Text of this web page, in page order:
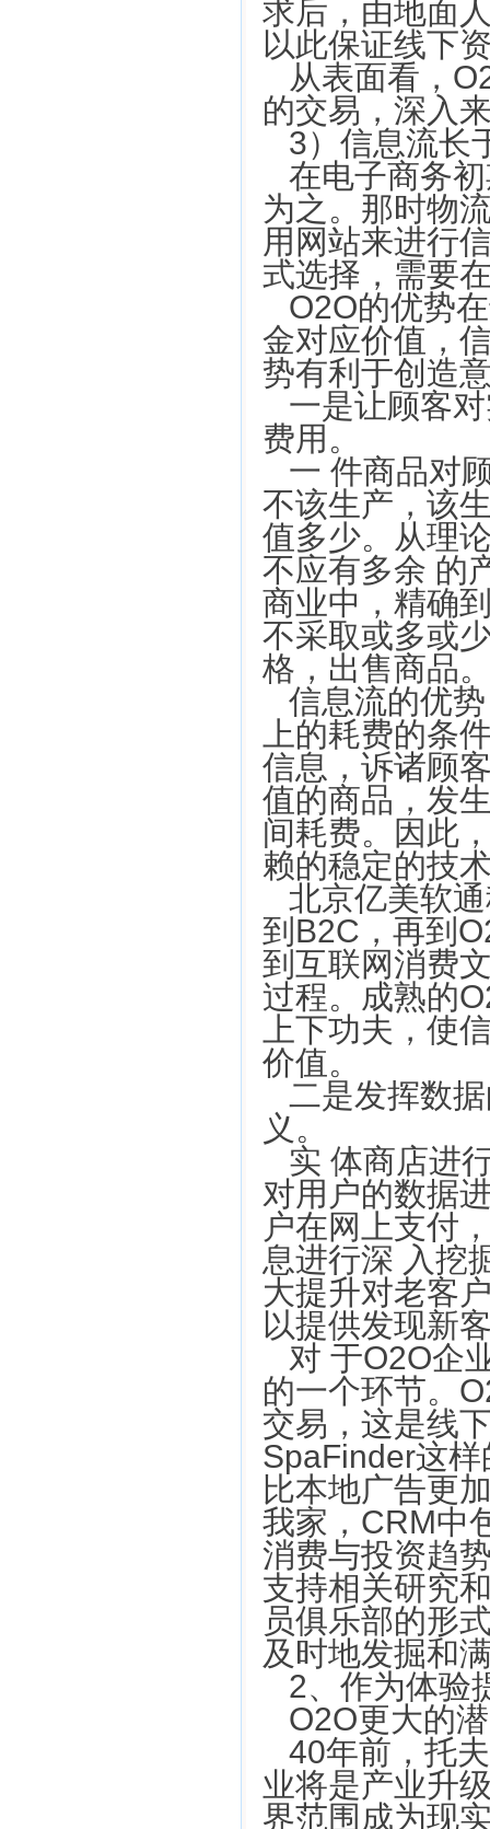
求后，由地面
以此保证线下
从表面看，
的交易，深入
3）信息流长
在电子商务
为之。那时物
用网站来进行
式选择，需要
O2O的优势
金对应价值，
势有利于创造
一是让顾客
费用。
一 件商品对
不该生产，该
值多少。从理
不应有多余 的
商业中，精确
不采取或多或
格，出售商品
信息流的优
上的耗费的条
信息，诉诸顾
值的商品，发
间耗费。因此
赖的稳定的技
北京亿美软
到B2C，再到
到互联网消费
过程。成熟的
上下功夫，使
价值。
二是发挥数
义。
实 体商店进
对用户的数据
户在网上支付
息进行深 入挖
大提升对老客
以提供发现新
对 于O2O企
的一个环节。
交易，这是线
SpaFinder这
比本地广告更
我家，CRM中
消费与投资趋
支持相关研究
员俱乐部的形
及时地发掘和
2、作为体验
O2O更大的
40年前，托
业将是产业升
界范围成为现